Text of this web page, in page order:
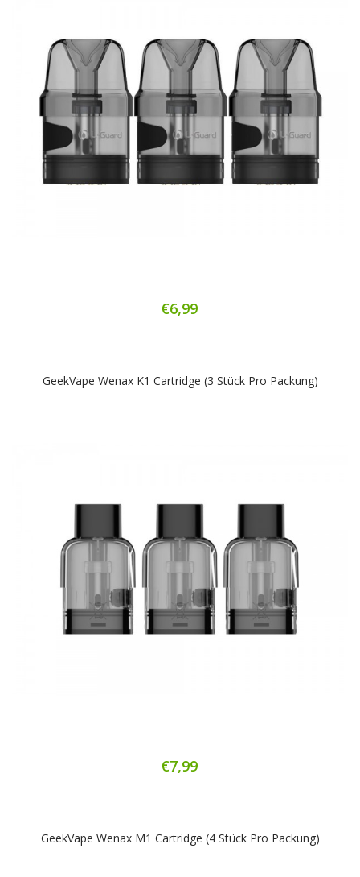
€6,99
GeekVape Wenax K1 Cartridge (3 Stück Pro Packung)
€7,99
GeekVape Wenax M1 Cartridge (4 Stück Pro Packung)